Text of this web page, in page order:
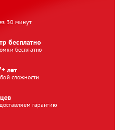
30 минут
бесплатно
бесплатно
лет
сложности
гарантию